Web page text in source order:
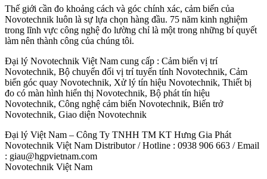
Thế giới cần đo khoảng cách và góc chính xác, cảm biến của
Novotechnik luôn là sự lựa chọn hàng đầu. 75 năm kinh nghiệm
trong lĩnh vực công nghệ đo lường chỉ là một trong những bí quyết
làm nên thành công của chúng tôi.
Đại lý Novotechnik Việt Nam cung cấp : Cảm biến vị trí
Novotechnik, Bộ chuyển đổi vị trí tuyến tính Novotechnik, Cảm
biến góc quay Novotechnik, Xử lý tín hiệu Novotechnik, Thiết bị
đo có màn hình hiển thị Novotechnik, Bộ phát tín hiệu
Novotechnik, Công nghệ cảm biến Novotechnik, Biến trở
Novotechnik, Giao diện Novotechnik
Đại lý Việt Nam – Công Ty TNHH TM KT Hưng Gia Phát
Novotechnik Việt Nam Distributor / Hotline : 0938 906 663 / Email
: giau@hgpvietnam.com
Novotechnik Việt Nam